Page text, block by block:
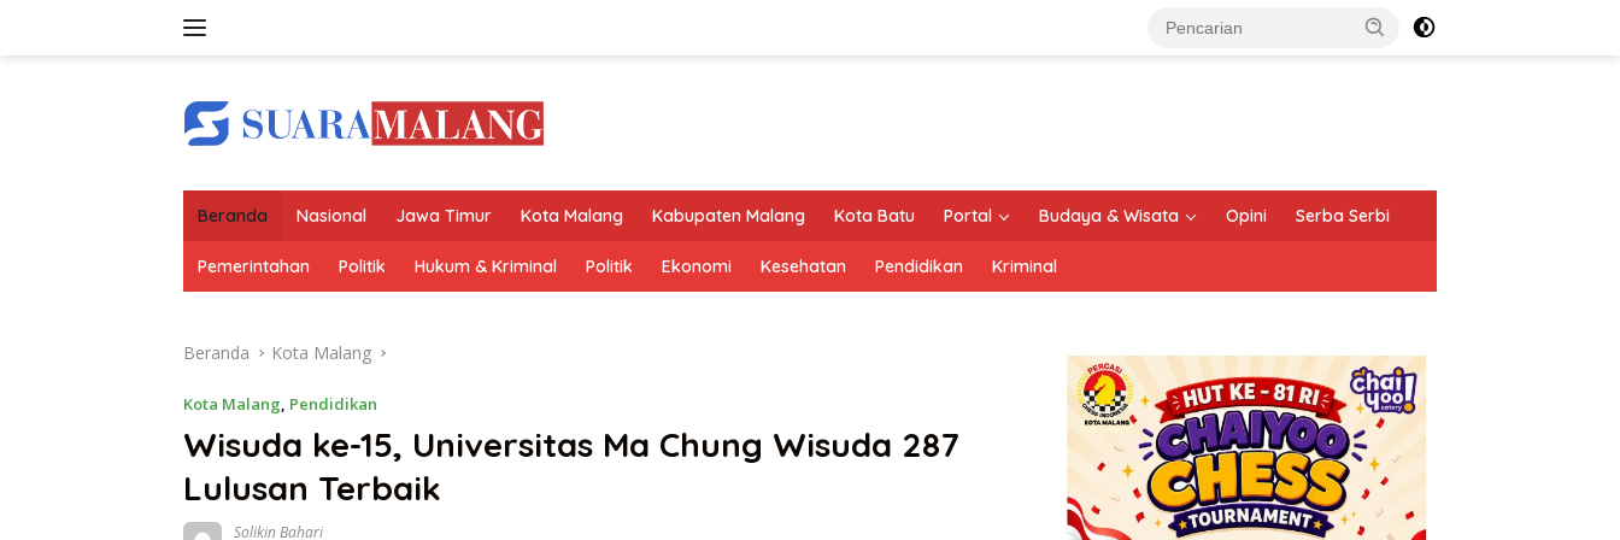
Beranda Nasional Jawa Timur Kota Malang Kabupaten Malang Kota Batu Portal Budaya & Wisata Opini Serba Serbi
Pemerintahan Politik Hukum & Kriminal Politik Ekonomi Kesehatan Pendidikan Kriminal
Beranda Kota Malang
Kota Malang, Pendidikan
Wisuda ke-15, Universitas Ma Chung Wisuda 287
Lulusan Terbaik
Solikin Bahari